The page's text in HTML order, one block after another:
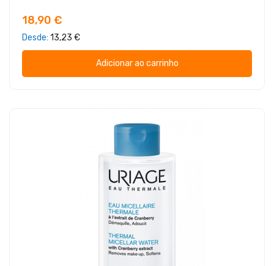
18,90 €
Desde 13,23 €
Adicionar ao carrinho